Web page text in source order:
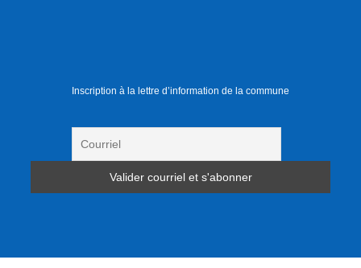
Inscription à la lettre d’information de la commune